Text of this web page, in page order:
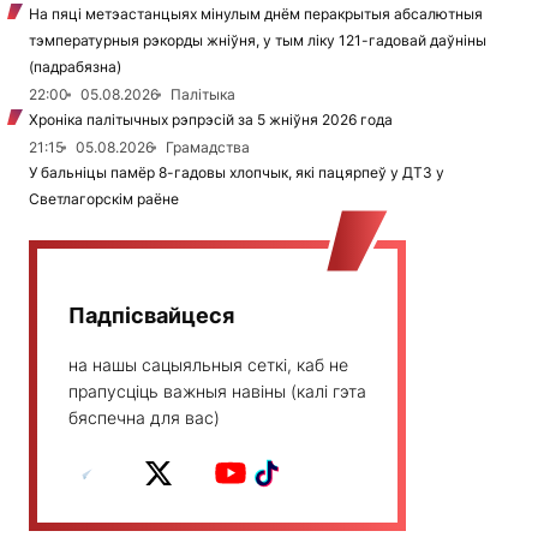
На пяці метэастанцыях мінулым днём перакрытыя абсалютныя
тэмпературныя рэкорды жніўня, у тым ліку 121-гадовай даўніны
(падрабязна)
22:00
05.08.2026
Палітыка
Хроніка палітычных рэпрэсій за 5 жніўня 2026 года
21:15
05.08.2026
Грамадства
У бальніцы памёр 8-гадовы хлопчык, які пацярпеў у ДТЗ у
Светлагорскім раёне
Падпісвайцеся
на нашы сацыяльныя сеткі, каб не
прапусціць важныя навіны (калі гэта
бяспечна для вас)